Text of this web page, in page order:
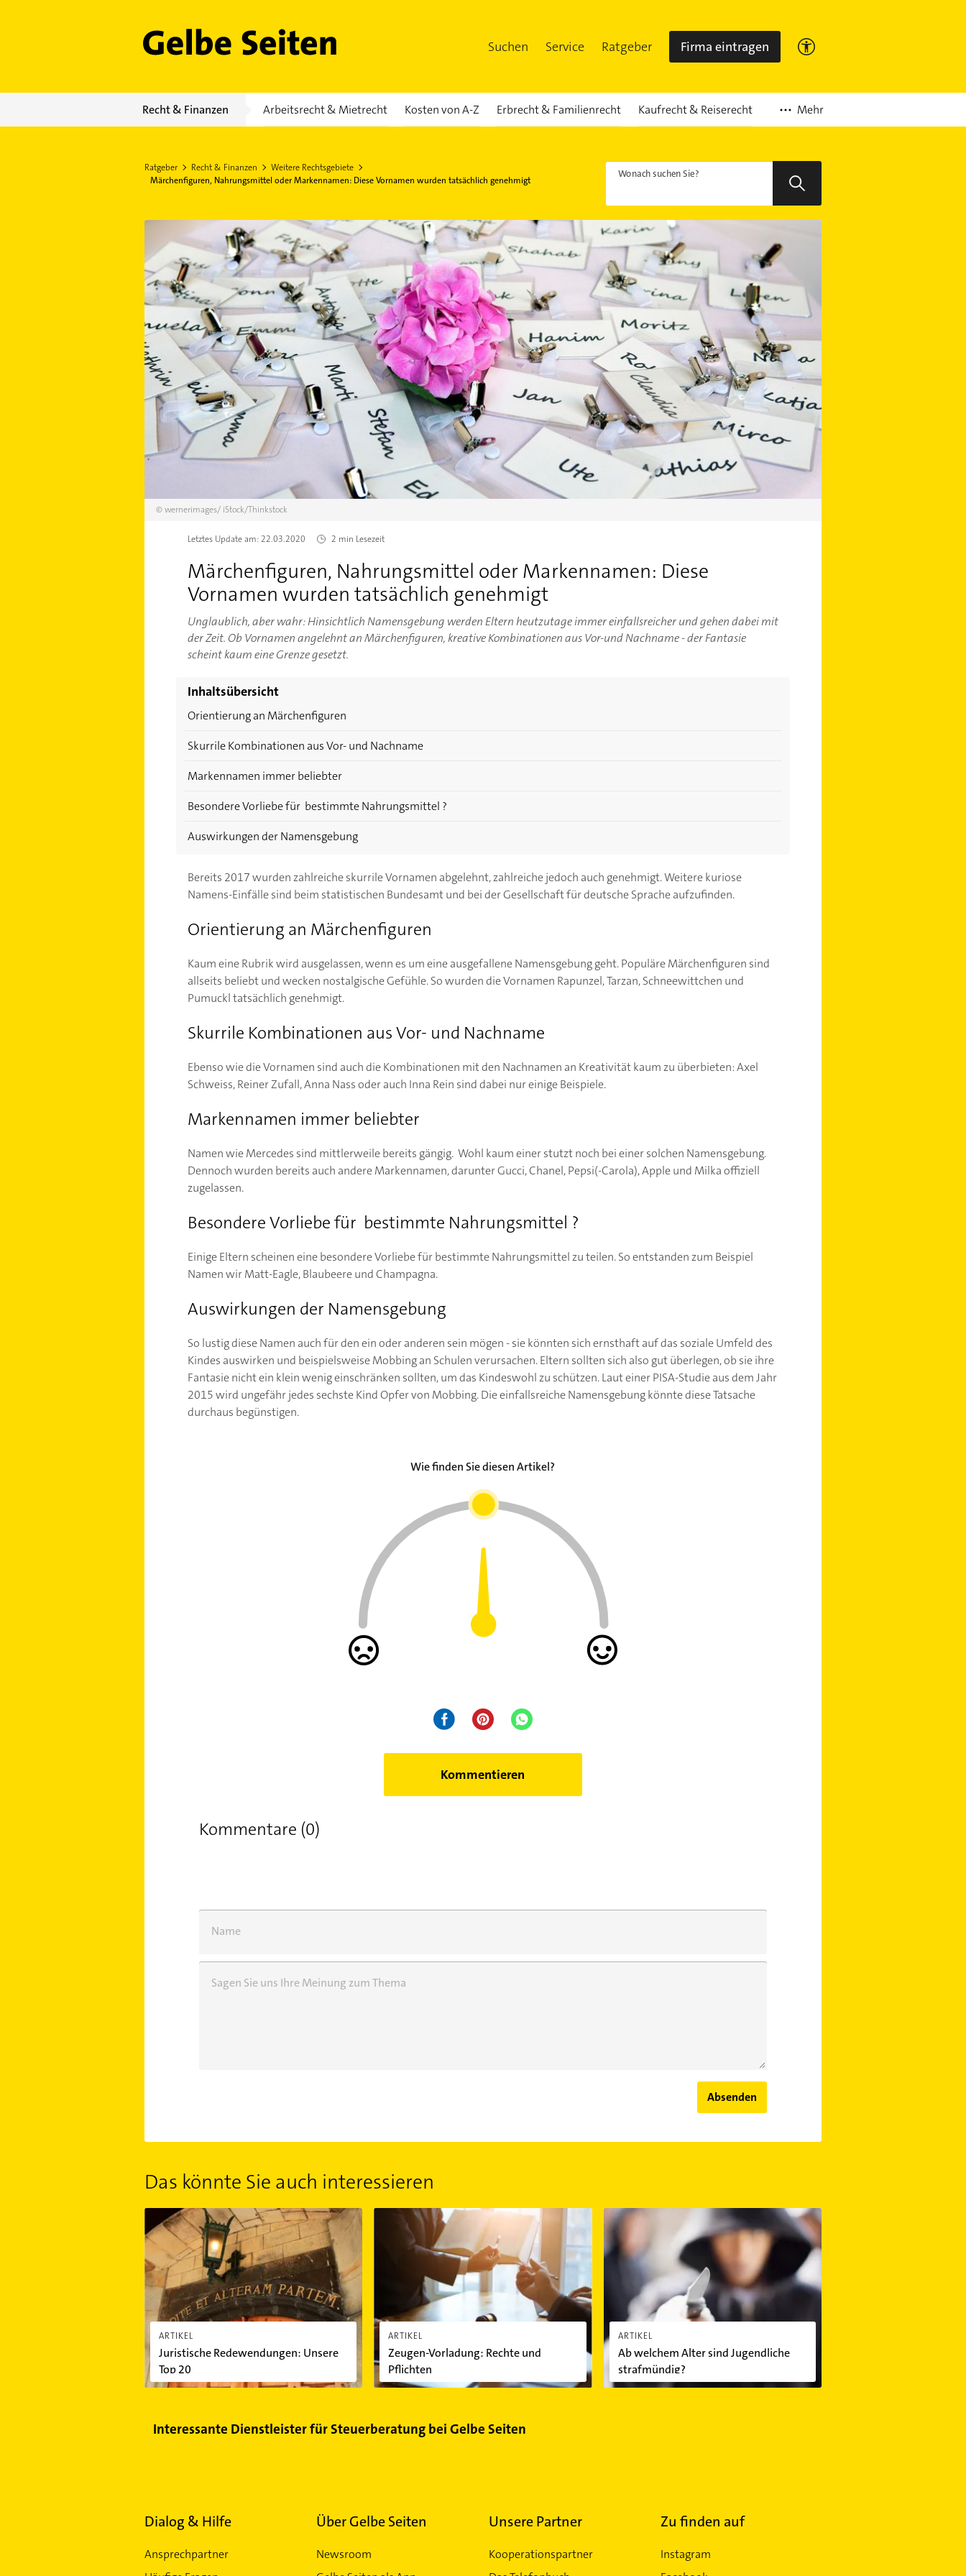
Gelbe Seiten Suchen Service Ratgeber Firma eintragen
Recht & Finanzen Arbeitsrecht & Mietrecht Kosten von A-Z Erbrecht & Familienrecht Kaufrecht & Reiserecht Mehr
Ratgeber Recht & Finanzen
Weitere Rechtsgebiete
Märchenfiguren, Nahrungsmittel oder Markennamen: Diese Vornamen wurden tatsächlich genehmigt
Wonach suchen Sie?
©wernerimages/ iStock/Thinkstock
Letztes Update am:22.03.2020 2 min Lesezeit
Märchenfiguren, Nahrungsmittel oder Markennamen: Diese
Vornamen wurden tatsächlich genehmigt
Unglaublich, aber wahr: Hinsichtlich Namensgebung werden Eltern heutzutage immer einfallsreicher und gehen dabei mit
der Zeit. Ob Vornamen angelehnt an Märchenfiguren, kreative Kombinationen aus Vor-und Nachname - der Fantasie
scheint kaum eine Grenze gesetzt.
Inhaltsübersicht
Orientierung an Märchenfiguren
Skurrile Kombinationen aus Vor- und Nachname
Markennamen immer beliebter
Besondere Vorliebe für bestimmte Nahrungsmittel ?
Auswirkungen der Namensgebung
Bereits 2017 wurden zahlreiche skurrile Vornamen abgelehnt, zahlreiche jedoch auch genehmigt. Weitere kuriose
Namens-Einfälle sind beim statistischen Bundesamt und bei der Gesellschaft für deutsche Sprache aufzufinden.
Orientierung an Märchenfiguren
Kaum eine Rubrik wird ausgelassen, wenn es um eine ausgefallene Namensgebung geht. Populäre Märchenfiguren sind
allseits beliebt und wecken nostalgische Gefühle. So wurden die Vornamen Rapunzel, Tarzan, Schneewittchen und
Pumuckl tatsächlich genehmigt.
Skurrile Kombinationen aus Vor- und Nachname
Ebenso wie die Vornamen sind auch die Kombinationen mit den Nachnamen an Kreativität kaum zu überbieten: Axel
Schweiss, Reiner Zufall, Anna Nass oder auch Inna Rein sind dabei nur einige Beispiele.
Markennamen immer beliebter
Namen wie Mercedes sind mittlerweile bereits gängig. Wohl kaum einer stutzt noch bei einer solchen Namensgebung.
Dennoch wurden bereits auch andere Markennamen, darunter Gucci, Chanel, Pepsi(-Carola), Apple und Milka offiziell
zugelassen.
Besondere Vorliebe für bestimmte Nahrungsmittel ?
Einige Eltern scheinen eine besondere Vorliebe für bestimmte Nahrungsmittel zu teilen. So entstanden zum Beispiel
Namen wir Matt-Eagle, Blaubeere und Champagna.
Auswirkungen der Namensgebung
So lustig diese Namen auch für den ein oder anderen sein mögen - sie könnten sich ernsthaft auf das soziale Umfeld des
Kindes auswirken und beispielsweise Mobbing an Schulen verursachen. Eltern sollten sich also gut überlegen, ob sie ihre
Fantasie nicht ein klein wenig einschränken sollten, um das Kindeswohl zu schützen. Laut einer PISA-Studie aus dem Jahr
2015 wird ungefähr jedes sechste Kind Opfer von Mobbing. Die einfallsreiche Namensgebung könnte diese Tatsache
durchaus begünstigen.
Wie finden Sie diesen Artikel?
Kommentieren
Kommentare (0)
Name
Sagen Sie uns Ihre Meinung zum Thema
Absenden
Das könnte Sie auch interessieren
ARTIKEL
Juristische Redewendungen: Unsere
Top 20
Juristische Redewendungen: Unsere Top 20
ARTIKEL
Zeugen-Vorladung: Rechte und
Pflichten
Zeugen-Vorladung: Rechte und Pflichten
ARTIKEL
Ab welchem Alter sind Jugendliche
strafmündig?
Ab welchem Alter sind Jugendliche strafmündig?
Interessante Dienstleister für Steuerberatung bei Gelbe Seiten
Dialog & Hilfe
Ansprechpartner
Über Gelbe Seiten
Newsroom
Unsere Partner
Kooperationspartner
Zu finden auf
Instagram